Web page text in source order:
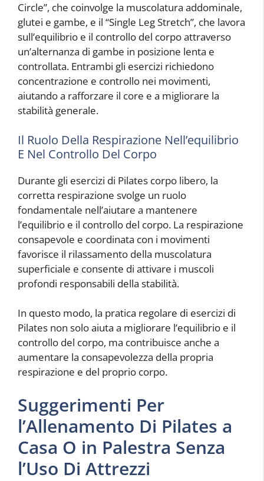
Circle”, che coinvolge la muscolatura addominale,
glutei e gambe, e il “Single Leg Stretch”, che lavora
sull’equilibrio e il controllo del corpo attraverso
un’alternanza di gambe in posizione lenta e
controllata. Entrambi gli esercizi richiedono
concentrazione e controllo nei movimenti,
aiutando a rafforzare il core e a migliorare la
stabilità generale.
Il Ruolo Della Respirazione Nell’equilibrio
E Nel Controllo Del Corpo
Durante gli esercizi di Pilates corpo libero, la
corretta respirazione svolge un ruolo
fondamentale nell’aiutare a mantenere
l’equilibrio e il controllo del corpo. La respirazione
consapevole e coordinata con i movimenti
favorisce il rilassamento della muscolatura
superficiale e consente di attivare i muscoli
profondi responsabili della stabilità.
In questo modo, la pratica regolare di esercizi di
Pilates non solo aiuta a migliorare l’equilibrio e il
controllo del corpo, ma contribuisce anche a
aumentare la consapevolezza della propria
respirazione e del proprio corpo.
Suggerimenti Per
l’Allenamento Di Pilates a
Casa O in Palestra Senza
l’Uso Di Attrezzi